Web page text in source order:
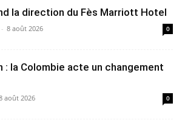
la direction du Fès Marriott Hotel
- 8 août 2026 0
: la Colombie acte un changement
août 2026 0